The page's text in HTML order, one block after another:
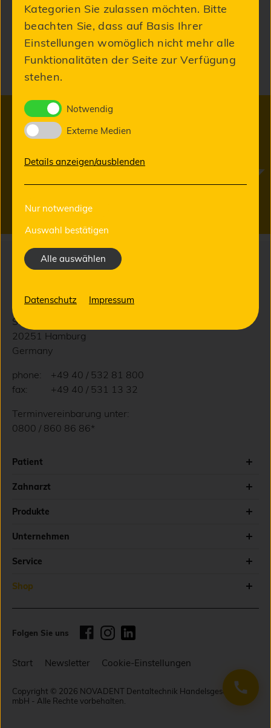
Produktinformationen „Fräser 1,5x8x50
Imes Icore® “
Neuigkeiten aus unserem Labor
JETZT ZUM NEWSLETTER ANMELDEN
Handelsgesellschaft mbH
Straßenbahnring 3
20251 Hamburg
Germany
phone:
+49 40 / 532 81 800
fax:
+49 40 / 531 13 32
Terminvereinbarung unter:
0800 / 860 86 86*
Patient
Zahnarzt
Produkte
Unternehmen
Service
Shop
Copyright © 2026 NOVADENT Dentaltechnik Handelsgesellschaft
mbH - Alle Rechte vorbehalten.
Start Newsletter Cookie-Einstellungen
Folgen Sie uns
Kategorien Sie zulassen möchten. Bitte
beachten Sie, dass auf Basis Ihrer
Einstellungen womöglich nicht mehr alle
Funktionalitäten der Seite zur Verfügung
stehen.
Notwendig
Externe Medien
Details anzeigen/ausblenden
Nur notwendige
Auswahl bestätigen
Alle auswählen
Datenschutz Impressum